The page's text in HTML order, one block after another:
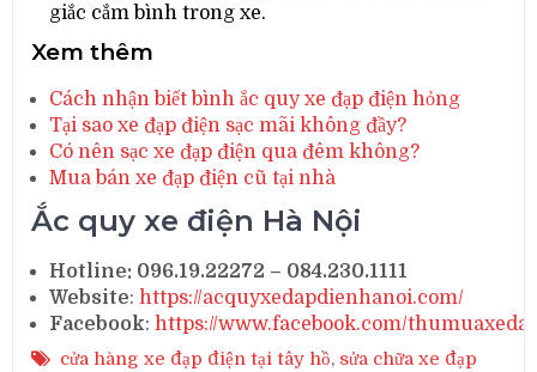
giắc cắm bình trong xe.
Xem thêm
Cách nhận biết bình ắc quy xe đạp điện hỏng
Tại sao xe đạp điện sạc mãi không đầy?
Có nên sạc xe đạp điện qua đêm không?
Mua bán xe đạp điện cũ tại nhà
Ắc quy xe điện Hà Nội
Hotline: 096.19.22272 – 084.230.1111
Website:https://acquyxedapdienhanoi.com/
Facebook:https://www.facebook.com/
cửa hàng xe đạp điện tại tây hồ, sửa chữa xe đạp